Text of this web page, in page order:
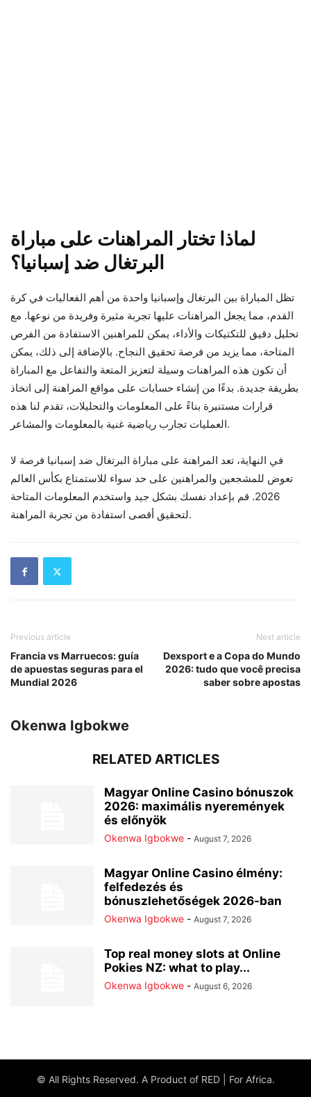
لماذا تختار المراهنات على مباراة
البرتغال ضد إسبانيا؟
تظل المباراة بين البرتغال وإسبانيا واحدة من أهم الفعاليات في كرة
القدم، مما يجعل المراهنات عليها تجربة مثيرة وفريدة من نوعها. مع
تحليل دقيق للتكتيكات والأداء، يمكن للمراهنين الاستفادة من الفرص
المتاحة، مما يزيد من فرصة تحقيق النجاح. بالإضافة إلى ذلك، يمكن
أن تكون هذه المراهنات وسيلة لتعزيز المتعة والتفاعل مع المباراة
بطريقة جديدة. بدءًا من إنشاء حسابات على مواقع المراهنة إلى اتخاذ
قرارات مستنيرة بناءً على المعلومات والتحليلات، تقدم لنا هذه
العمليات تجارب رياضية غنية بالمعلومات والمشاعر.
في النهاية، تعد المراهنة على مباراة البرتغال ضد إسبانيا فرصة لا
تعوض للمشجعين والمراهنين على حد سواء للاستمتاع بكأس العالم
2026. قم بإعداد نفسك بشكل جيد واستخدم المعلومات المتاحة
لتحقيق أقصى استفادة من تجربة المراهنة.
Previous article
Francia vs Marruecos: guía
de apuestas seguras para el
Mundial 2026
Next article
Dexsport e a Copa do Mundo
2026: tudo que você precisa
saber sobre apostas
Okenwa Igbokwe
RELATED ARTICLES
Magyar Online Casino bónuszok
2026: maximális nyeremények
és előnyök
Okenwa Igbokwe - August 7, 2026
Magyar Online Casino élmény:
felfedezés és
bónuszlehetőségek 2026-ban
Okenwa Igbokwe - August 7, 2026
Top real money slots at Online
Pokies NZ: what to play...
Okenwa Igbokwe - August 6, 2026
© All Rights Reserved. A Product of RED | For Africa.